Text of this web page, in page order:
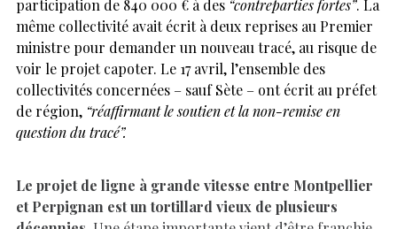
participation de 840 000 € à des “contreparties fortes”. La
même collectivité avait écrit à deux reprises au Premier
ministre pour demander un nouveau tracé, au risque de
voir le projet capoter. Le 17 avril, l’ensemble des
collectivités concernées – sauf Sète – ont écrit au préfet
de région, “réaffirmant le soutien et la non-remise en
question du tracé”.
Le projet de ligne à grande vitesse entre Montpellier
et Perpignan est un tortillard vieux de plusieurs